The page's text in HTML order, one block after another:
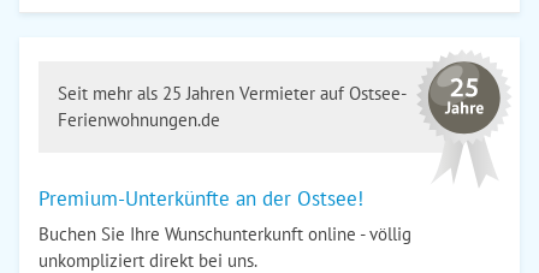
Seit mehr als 25 Jahren Vermieter auf Ostsee-
Ferienwohnungen.de
Premium-Unterkünfte an der Ostsee!
Buchen Sie Ihre Wunschunterkunft online - völlig
unkompliziert direkt bei uns.